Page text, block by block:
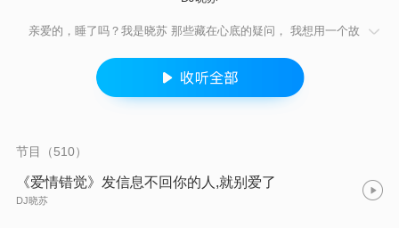
亲爱的，睡了吗？我是晓苏 那些藏在心底的疑问， 我想用一个故
节目（510）
《爱情错觉》发信息不回你的人,就别爱了
DJ晓苏